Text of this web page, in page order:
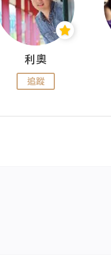
利奧
追蹤